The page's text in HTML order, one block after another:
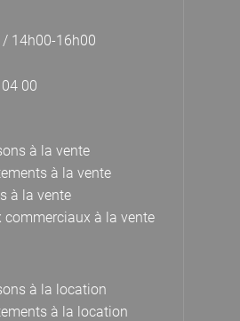
14h00-16h00
00
à la vente
à la vente
à la vente
commerciaux à la vente
à la location
à la location